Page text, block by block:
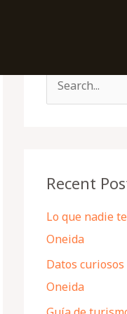
c
f
o
r
:
Recent
Lo que nadie
Oneida
Datos
Oneida